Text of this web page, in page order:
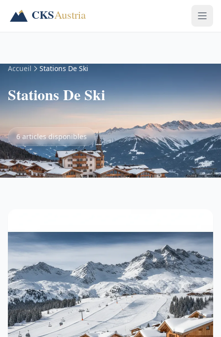
Accueil Stations De Ski
Stations De Ski
6 articles disponibles